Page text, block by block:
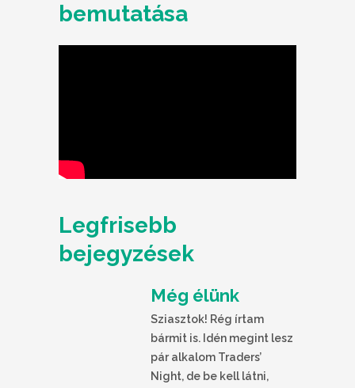
bemutatása
Legfrisebb
bejegyzések
Még élünk
Sziasztok! Rég írtam
bármit is. Idén megint lesz
pár alkalom Traders’
Night, de be kell látni,